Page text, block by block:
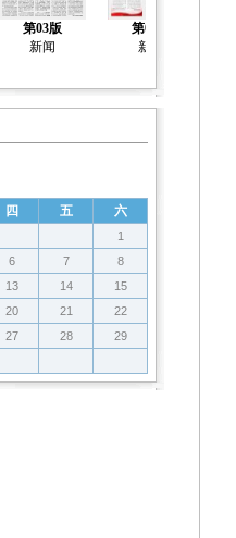
第03版
新闻
第04版
新闻
四 五 六
1
6 7
8
13 14
15
20 21
22
27 28
29